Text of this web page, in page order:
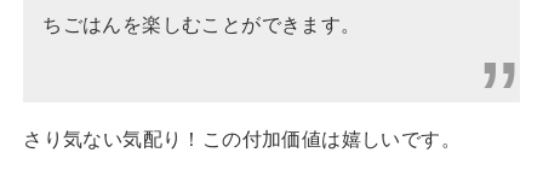
ちごはんを楽しむことができます。
さり気ない気配り！この付加価値は嬉しいです。